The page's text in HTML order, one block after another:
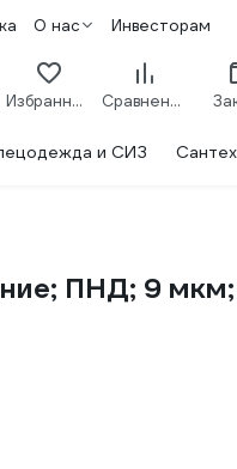
О нас Инвесторам
Избранное Сравнение
и СИЗ
ПНД; 9